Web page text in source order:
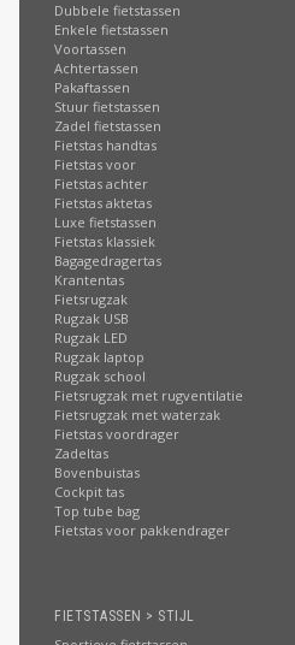
Dubbele fietstassen
Enkele fietstassen
Voortassen
Achtertassen
Pakaftassen
Stuur fietstassen
Zadel fietstassen
Fietstas handtas
Fietstas voor
Fietstas achter
Fietstas aktetas
Luxe fietstassen
Fietstas klassiek
Bagagedragertas
Krantentas
Fietsrugzak
Rugzak USB
Rugzak LED
Rugzak laptop
Rugzak school
Fietsrugzak met rugventilatie
Fietsrugzak met waterzak
Fietstas voordrager
Zadeltas
Bovenbuistas
Cockpit tas
Top tube bag
Fietstas voor pakkendrager
FIETSTASSEN > STIJL